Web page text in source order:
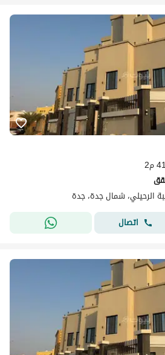
م2
الرحيلي، شمال جدة، جدة
اتصال